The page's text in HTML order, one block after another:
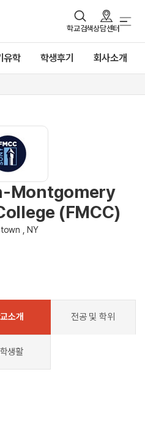
학교검색상담센터
유학 학생후기 회사소개
Montgomery
(FMCC)
, NY
소개 전공 및 학위
생활